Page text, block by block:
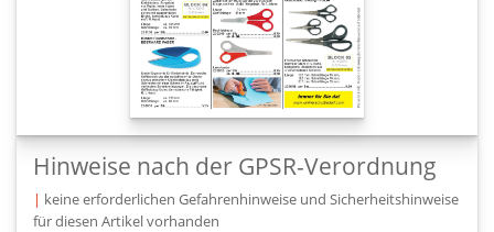
Hinweise nach der GPSR-Verordnung
| keine erforderlichen Gefahrenhinweise und Sicherheitshinweise
für diesen Artikel vorhanden